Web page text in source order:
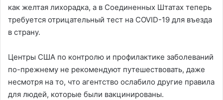
как желтая лихорадка, а в Соединенных Штатах теперь
требуется отрицательный тест на COVID-19 для въезда
в страну.
Центры США по контролю и профилактике заболеваний
по-прежнему не рекомендуют путешествовать, даже
несмотря на то, что агентство ослабило другие правила
для людей, которые были вакцинированы.